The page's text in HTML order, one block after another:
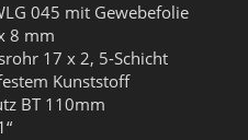
045 mit Gewebefolie
8 mm
17 x 2, 5-Schicht
Kunststoff
BT 110mm